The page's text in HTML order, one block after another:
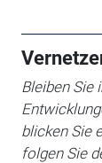
Bleiben Sie
blicken Sie
folgen Sie